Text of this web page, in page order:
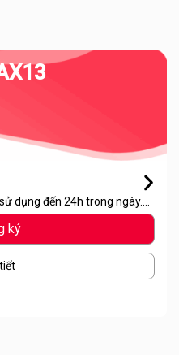
dụng đến 24h trong ngày.
ký